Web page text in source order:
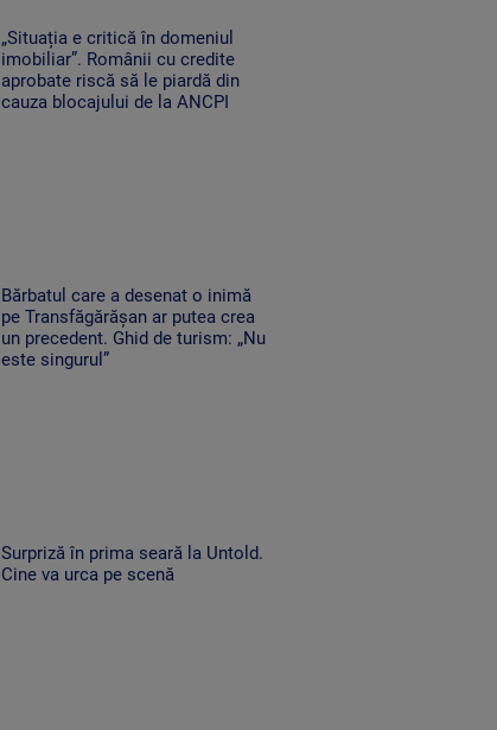
„Situația e critică în domeniul
imobiliar”. Românii cu credite
aprobate riscă să le piardă din
cauza blocajului de la ANCPI
Bărbatul care a desenat o inimă
pe Transfăgărășan ar putea crea
un precedent. Ghid de turism: „Nu
este singurul”
Surpriză în prima seară la Untold.
Cine va urca pe scenă